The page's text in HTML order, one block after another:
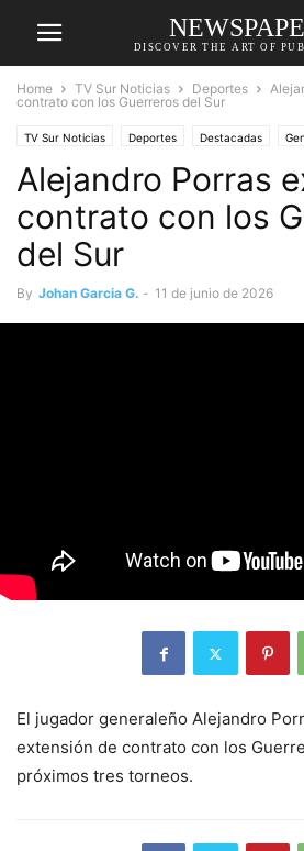
DISCOVER THE ART OF
Home TV Sur Noticias Deportes
contrato con los Guerreros del Sur
TV Sur Noticias Deportes Destacadas
Alejandro Porras
contrato con los
del Sur
By Johan Garcia G. - 11 de junio de 2026
El jugador generaleño Alejandro
extensión de contrato con los
próximos tres torneos.